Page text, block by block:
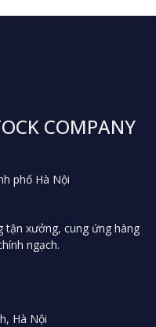
COMPANY
phố Hà Nội
tận xưởng, cung ứng hàng
ngạch.
Hà Nội